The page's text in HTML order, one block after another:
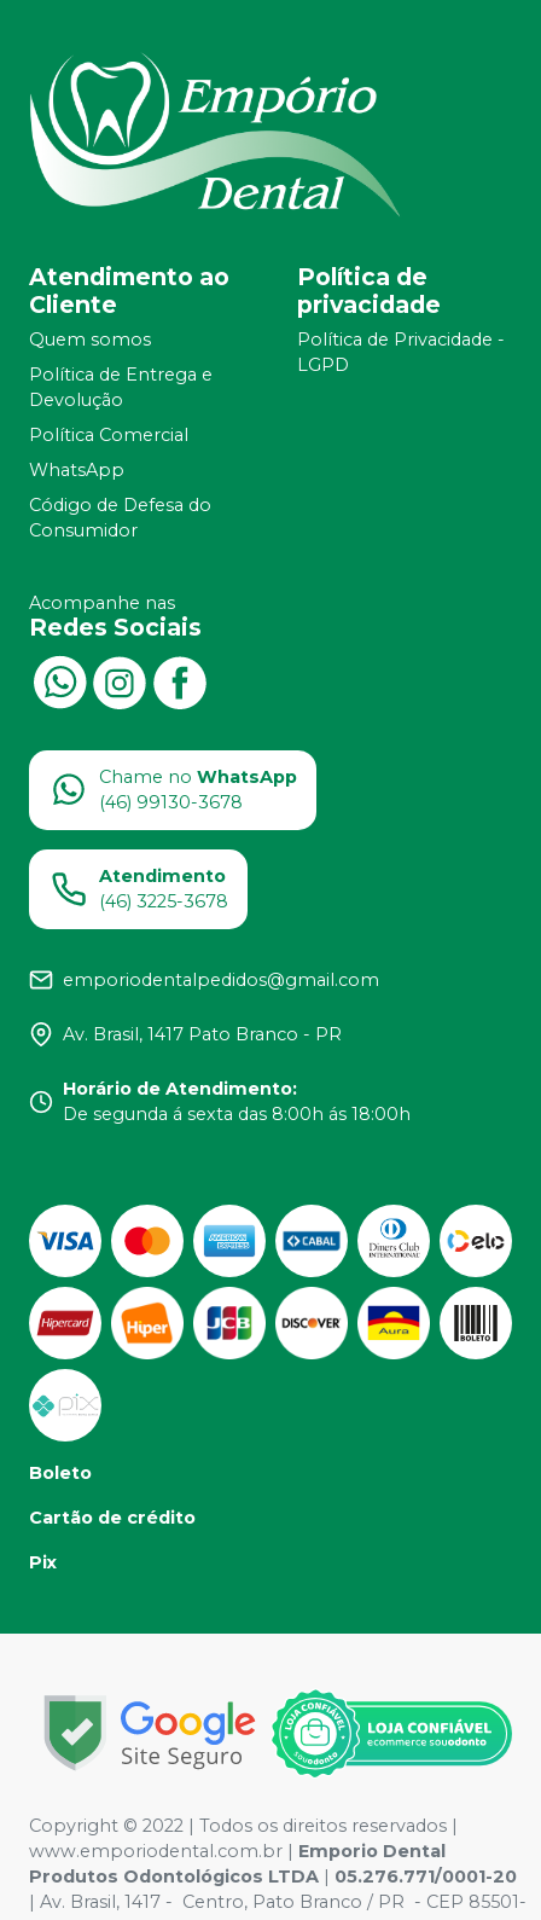
Atendimento ao
Cliente
Quem somos
Política de Entrega e
Devolução
Política Comercial
WhatsApp
Código de Defesa do
Consumidor
Política de
privacidade
Política de Privacidade -
LGPD
Acompanhe nas
Redes Sociais
Chame no WhatsApp
(46) 99130-3678
Atendimento
(46) 3225-3678
emporiodentalpedidos@gmail.com
Av. Brasil, 1417 Pato Branco - PR
Horário de Atendimento:
De segunda á sexta das 8:00h ás 18:00h
Boleto
Cartão de crédito
Pix
Copyright © 2022 | Todos os direitos reservados |
www.emporiodental.com.br | Emporio Dental
Produtos Odontológicos LTDA | 05.276.771/0001-20
| Av. Brasil, 1417 - Centro, Pato Branco / PR - CEP 85501-